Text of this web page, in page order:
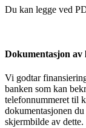
Du kan legge ved
Dokumentasjon av
Vi godtar
banken som kan
telefonnummeret til
dokumentasjonen
skjermbilde av dette.